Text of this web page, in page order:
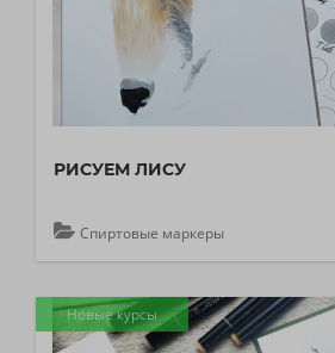
РИСУЕМ ЛИСУ
Спиртовые маркеры
Новые курсы